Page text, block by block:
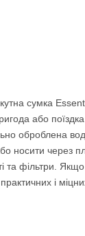
сумка
або
оброблена
носити
та фільтри.
і